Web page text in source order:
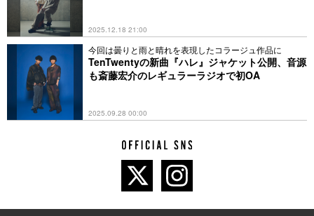
2025.12.18 21:00
今回は曇りと雨と晴れを表現したコラージュ作品に
TenTwentyの新曲『ハレ』ジャケット公開、音源
も斎藤宏介のレギュラーラジオで初OA
2025.09.28 00:00